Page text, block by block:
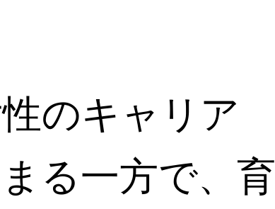
のキャリア
る一方で、育